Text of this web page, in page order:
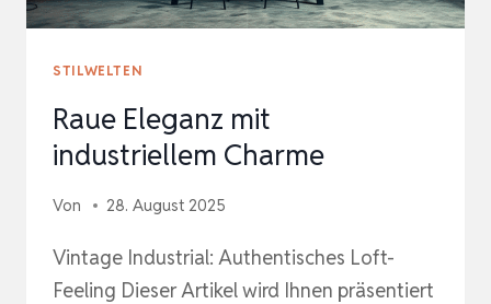
STILWELTEN
Raue Eleganz mit
industriellem Charme
Von 28. August 2025
Vintage Industrial: Authentisches Loft-
Feeling Dieser Artikel wird Ihnen präsentiert